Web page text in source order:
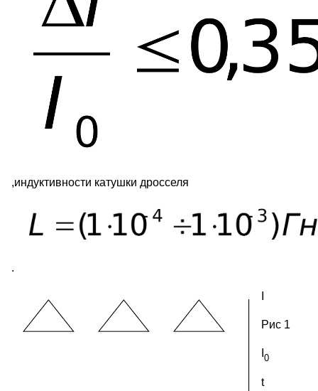
,индуктивности катушки дросселя
.
Рис 1
0
t